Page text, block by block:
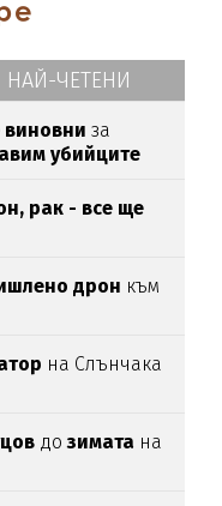
НАЙ-ЧЕТЕНИ
виновниза
убийците
рак - все ще
дрон към
на Слънчака
дозимата на